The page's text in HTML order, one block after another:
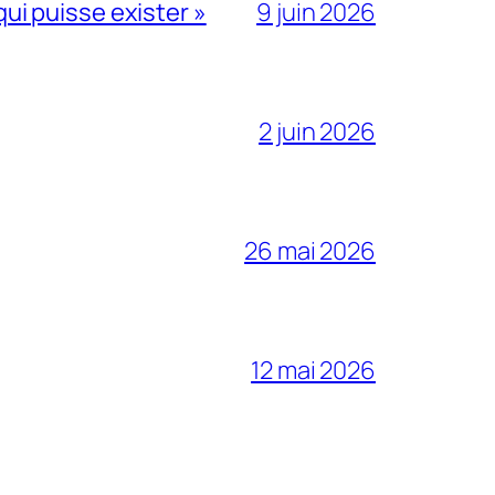
puisse exister » 9 juin 2026
2 juin 2026
26 mai 2026
12 mai 2026